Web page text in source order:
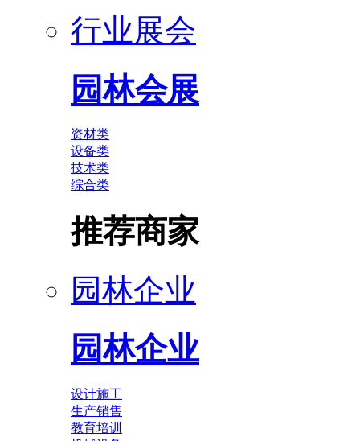
行业展会
园林会展
资材类
设备类
技术类
综合类
推荐商家
园林企业
园林企业
设计施工
生产销售
教育培训